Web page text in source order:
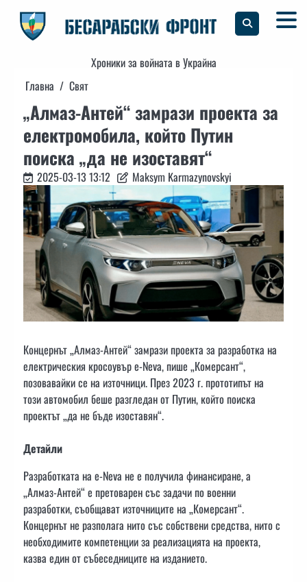
content
Хроники за войната в Украйна
Главна
Свят
„Алмаз-Антей“ замрази проекта за
електромобила, който Путин
поиска „да не изоставят“
2025-03-13 13:12 Maksym Karmazynovskyi
Концернът „Алмаз-Антей“ замрази проекта за разработка на
електрическия кросоувър e-Neva, пише „Комерсант“,
позовавайки се на източници. През 2023 г. прототипът на
този автомобил беше разгледан от Путин, който поиска
проектът „да не бъде изоставян“.
Детайли
Разработката на e-Neva не е получила финансиране, а
„Алмаз-Антей“ е претоварен със задачи по военни
разработки, съобщават източниците на „Комерсант“.
Концернът не разполага нито със собствени средства, нито с
необходимите компетенции за реализацията на проекта,
казва един от събеседниците на изданието.